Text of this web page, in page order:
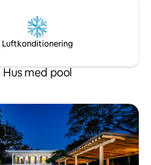
Luftkonditionering
Hus med pool